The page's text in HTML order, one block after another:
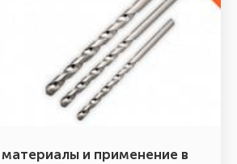
и применение в